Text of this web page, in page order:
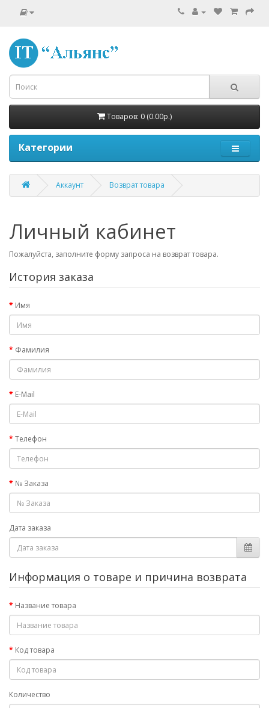
Товаров: 0 (0.00р.)
Категории
Аккаунт Возврат товара
Личный кабинет
Пожалуйста, заполните форму запроса на возврат товара.
История заказа
Имя
Фамилия
E-Mail
Телефон
№ Заказа
Дата заказа
Информация о товаре и причина возврата
Название товара
Код товара
Количество